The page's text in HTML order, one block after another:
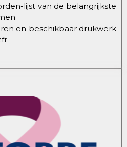
lijst van de belangrijkste
en beschikbaar drukwerk